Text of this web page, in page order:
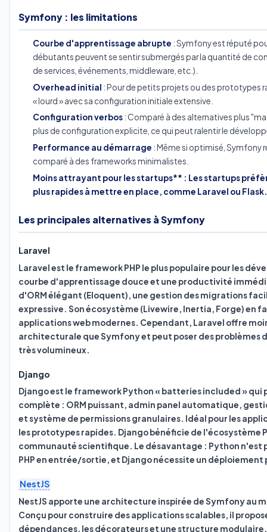
Symfony : les limitations
Courbe d'apprentissage abrupte : Symfony est réputé
débutants peuvent se sentir submergés par la quantité de
de services, événements, middleware, etc.).
Overhead initial : Pour de petits projets ou des prototypes
« lourd » avec sa configuration initiale extensive.
Configuration verbos: Comparé à des alternatives plus
plus de configuration explicite, ce qui peut ralentir le
Performance au démarrage : Même si optimisé, Symfony
comparé à des frameworks minimalistes.
Moins attrayant pour les startups** : Les startups
plus rapides à mettre en place, comme Laravel ou Flask.
Les principales alternatives à Symfony
Laravel
Laravel est le framework PHP le plus populaire pour les
courbe d'apprentissage douce et une productivité
d'ORM élégant (Eloquent), une gestion des migrations
expressive. Son écosystème (Livewire, Inertia, Forge) en
applications web modernes. Cependant, Laravel offre
architecturale que Symfony et peut poser des problèmes
très volumineux.
Django
Django est le framework Python « batteries included » qui
complète : ORM puissant, admin panel automatique,
et système de permissions granulaires. Idéal pour les
les prototypes rapides. Django bénéficie de l'écosystème
communauté scientifique. Le désavantage : Python n'est
PHP en entrée/sortie, et Django nécessite un déploiement
NestJS
NestJS apporte une architecture inspirée de Symfony au
Conçu pour construire des applications scalables, il
dépendances, les décorateurs et une structure modulaire.